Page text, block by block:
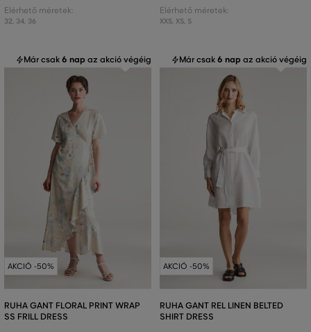
Elérhető méretek:
32, 34, 36
Elérhető méretek:
XXS, XS, S
Már csak6 nap az akció végéig
AKCIÓ -50%
RUHA GANT FLORAL PRINT WRAP
SS FRILL DRESS
Már csak6 nap az akció végéig
AKCIÓ -50%
RUHA GANT REL LINEN BELTED
SHIRT DRESS